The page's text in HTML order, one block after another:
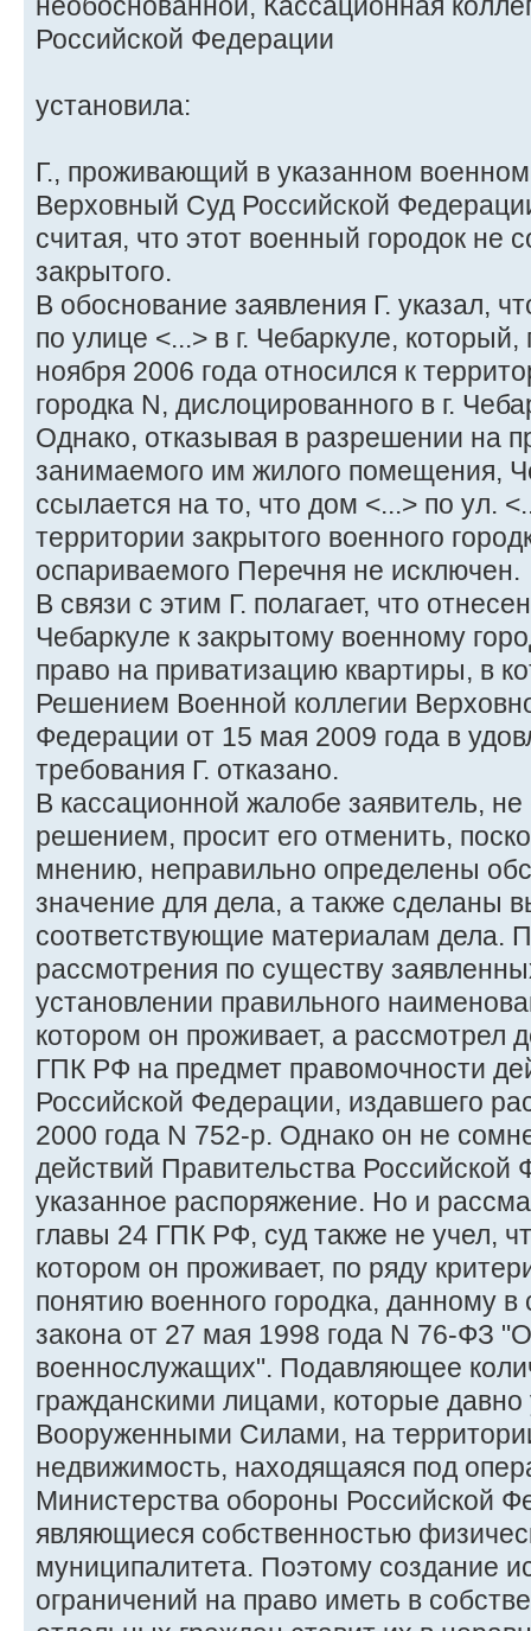
Российской Федерации
установила:
Г., проживающий в указанном
Верховный Суд Российской
считая, что этот военный городок не
закрытого.
В обоснование заявления Г. указал,
по улице <...> в г. Чебаркуле,
ноября 2006 года относился к
городка N, дислоцированного в г.
Однако, отказывая в разрешении на
занимаемого им жилого помещения,
ссылается на то, что дом <...> по ул.
территории закрытого военного
оспариваемого Перечня не исключен.
В связи с этим Г. полагает, что
Чебаркуле к закрытому военному
право на приватизацию квартиры, в
Решением Военной коллегии
Федерации от 15 мая 2009 года в
требования Г. отказано.
В кассационной жалобе заявитель,
решением, просит его отменить,
мнению, неправильно определены
значение для дела, а также сделаны
соответствующие материалам дела.
рассмотрения по существу
установлении правильного
котором он проживает, а рассмотрел
ГПК РФ на предмет правомочности
Российской Федерации, издавшего
2000 года N 752-р. Однако он не
действий Правительства Российской
указанное распоряжение. Но и
главы 24 ГПК РФ, суд также не учел,
котором он проживает, по ряду
понятию военного городка, данному в
закона от 27 мая 1998 года N 76-ФЗ
военнослужащих". Подавляющее
гражданскими лицами, которые давно
Вооруженными Силами, на
недвижимость, находящаяся под
Министерства обороны Российской
являющиеся собственностью
муниципалитета. Поэтому создание
ограничений на право иметь в